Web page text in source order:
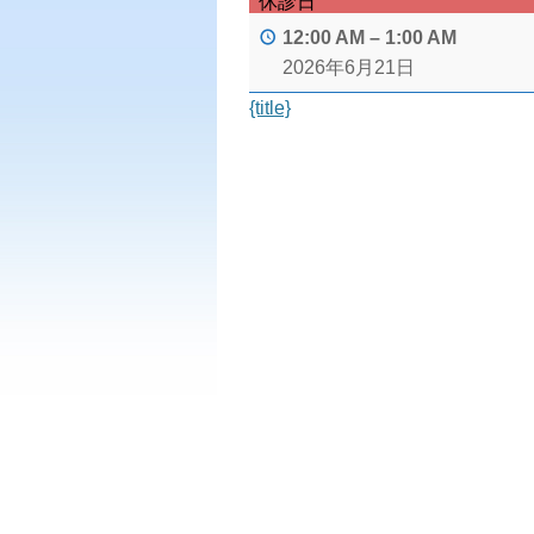
12:00 AM – 1:00 AM
2026年6月21日
{title}